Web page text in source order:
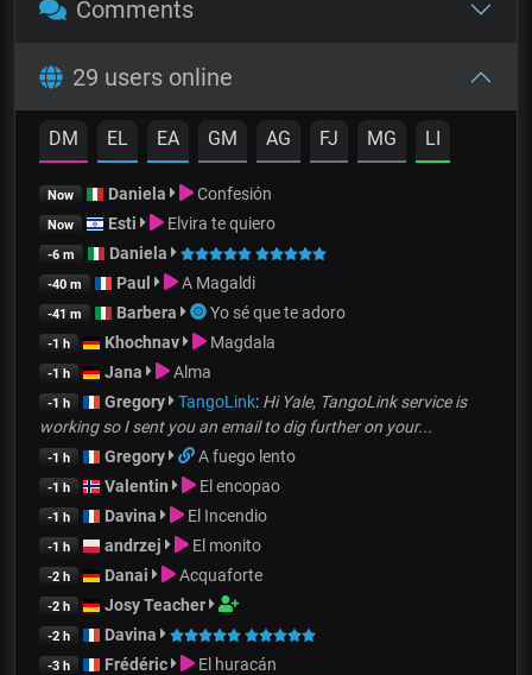
Comments
29 users online
DM EL EA GM AG FJ MG LI
Now Daniela Confesión
Now Esti Elvira te quiero
-6 m Daniela
-40 m Paul A Magaldi
-41 m Barbera Yo sé que te adoro
-1 h Khochnav Magdala
-1 h Jana Alma
-1 h Gregory TangoLink: Hi Yale, TangoLink service is
working so I sent you an email to dig further on your...
-1 h Gregory A fuego lento
-1 h Valentin El encopao
-1 h Davina El Incendio
-1 h andrzej El monito
-2 h Danai Acquaforte
-2 h Josy Teacher
-2 h Davina
-3 h Frédéric El huracán